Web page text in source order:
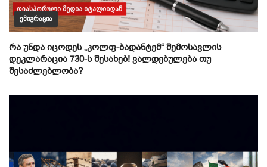
ᲔᲛᲘᲒᲠᲐᲪᲘᲐ
რა უნდა იცოდეს „კოლფ-ბადანტემ“ შემოსავლის
დეკლარაცია 730-ს შესახებ! ვალდებულება თუ
შესაძლებლობა?